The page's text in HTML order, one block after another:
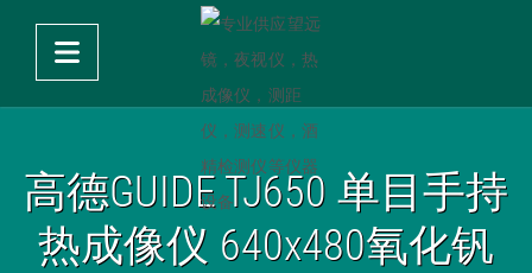
高德GUIDE TJ650 单目手持
热成像仪 640x480氧化钒